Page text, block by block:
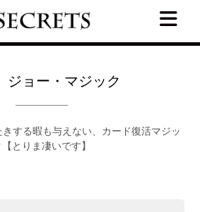
ジョー・マジック